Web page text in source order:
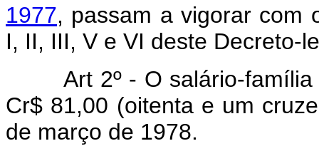
1977, passam a vigorar com
I, II, III, V e VI deste Decreto-
Art 2º - O salário-família
Cr$ 81,00 (oitenta e um
de março de 1978.